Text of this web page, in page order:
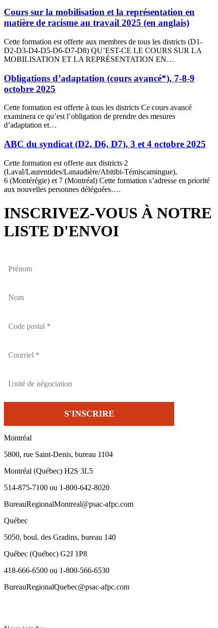
Cours sur la mobilisation et la représentation en
matière de racisme au travail 2025 (en anglais)
Cette formation est offerte aux membres de tous les districts (D1-
D2-D3-D4-D5-D6-D7-D8) QU’EST-CE LE COURS SUR LA
MOBILISATION ET LA REPRÉSENTATION EN…
Obligations d’adaptation (cours avancé*), 7-8-9
octobre 2025
Cette formation est offerte à tous les districts Ce cours avancé
examinera ce qu’est l’obligation de prendre des mesures
d’adaptation et…
ABC du syndicat (D2, D6, D7), 3 et 4 octobre 2025
Cette formation est offerte aux districts 2
(Laval/Laurentides/Lanaudière/Abitibi-Témiscamingue),
6 (Montérégie) et 7 (Montréal) Cette formation s’adresse en priorité
aux nouvelles personnes déléguées….
INSCRIVEZ-VOUS À NOTRE
LISTE D'ENVOI
Montréal
5800, rue Saint-Denis, bureau 1104
Montréal (Québec) H2S 3L5
514-875-7100 ou 1-800-642-8020
BureauRegionalMontreal@psac-afpc.com
Québec
5050, boul. des Gradins, bureau 140
Québec (Québec) G2J 1P8
418-666-6500 ou 1-800-566-6530
BureauRegionalQuebec@psac-afpc.com